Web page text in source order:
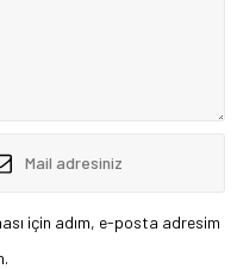
için adım, e-posta adresim